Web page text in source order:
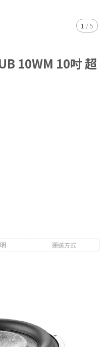
1 /5
10WM 10吋 超
運送方式